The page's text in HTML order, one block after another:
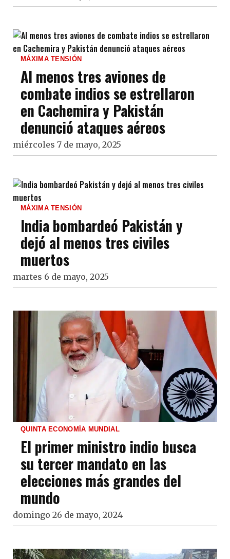
MÁXIMA TENSIÓN
Al menos tres aviones de
combate indios se estrellaron
en Cachemira y Pakistán
denunció ataques aéreos
miércoles 7 de mayo, 2025
MÁXIMA TENSIÓN
India bombardeó Pakistán y
dejó al menos tres civiles
muertos
martes 6 de mayo, 2025
QUINTA ECONOMÍA MUNDIAL
El primer ministro indio busca
su tercer mandato en las
elecciones más grandes del
mundo
domingo 26 de mayo, 2024